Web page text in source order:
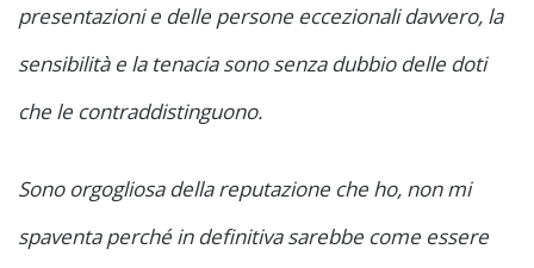
presentazioni e delle persone eccezionali davvero, la
sensibilità e la tenacia sono senza dubbio delle doti
che le contraddistinguono.
Sono orgogliosa della reputazione che ho, non mi
spaventa perché in definitiva sarebbe come essere